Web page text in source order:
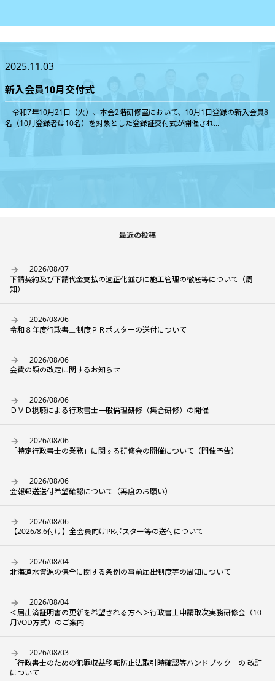
2025.11.03
新入会員10月交付式
令和7年10月21日（火）、本会2階研修室において、10月1日登録の新入会員8
名（10月登録者は10名）を対象とした登録証交付式が開催され...
最近の投稿
2026/08/07
下請契約及び下請代金支払の適正化並びに施工管理の徹底等について（周
知）
2026/08/06
令和８年度行政書士制度ＰＲポスターの送付について
2026/08/06
会費の額の改定に関するお知らせ
2026/08/06
ＤＶＤ視聴による行政書士一般倫理研修（集合研修）の開催
2026/08/06
「特定行政書士の業務」に関する研修会の開催について（開催予告）
2026/08/06
会報郵送送付希望確認について（再度のお願い）
2026/08/06
【2026/8.6付け】全会員向けPRポスター等の送付について
2026/08/04
北海道水資源の保全に関する条例の事前届出制度等の周知について
2026/08/04
＜届出済証明書の更新を希望される方へ＞行政書士申請取次実務研修会（10
月VOD方式）のご案内
2026/08/03
「行政書士のための犯罪収益移転防止法取引時確認等ハンドブック」の 改訂
について